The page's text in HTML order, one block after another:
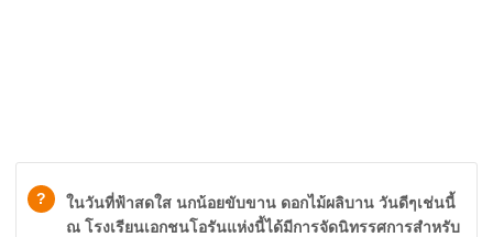
?
ในวันที่ฟ้าสดใส นกน้อยขับขาน ดอกไม้ผลิบาน วันดีๆเช่นนี้
ณ โรงเรียนเอกชนโอรันแห่งนี้ได้มีการจัดนิทรรศการสำหรับ